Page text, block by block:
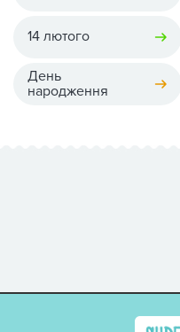
14 лютого
День
народження